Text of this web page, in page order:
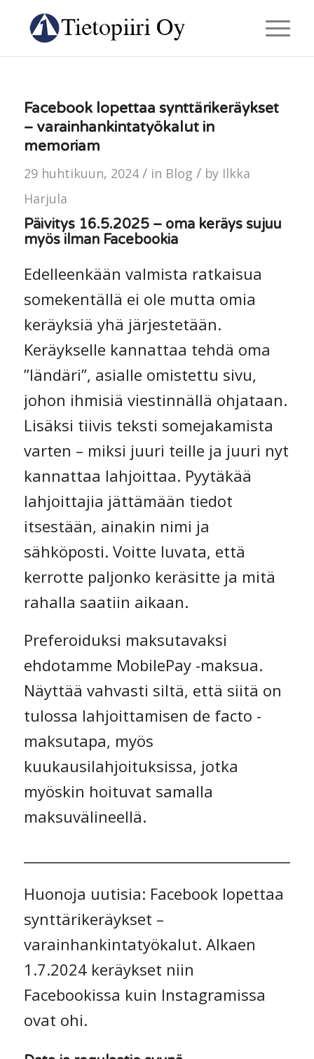
Facebook lopettaa synttärikeräykset
– varainhankintatyökalut in
memoriam
29 huhtikuun, 2024 / in Blog / by Ilkka
Harjula
Päivitys 16.5.2025 – oma keräys sujuu
myös ilman Facebookia
Edelleenkään valmista ratkaisua
somekentällä ei ole mutta omia
keräyksiä yhä järjestetään.
Keräykselle kannattaa tehdä oma
”ländäri”, asialle omistettu sivu,
johon ihmisiä viestinnällä ohjataan.
Lisäksi tiivis teksti somejakamista
varten – miksi juuri teille ja juuri nyt
kannattaa lahjoittaa. Pyytäkää
lahjoittajia jättämään tiedot
itsestään, ainakin nimi ja
sähköposti. Voitte luvata, että
kerrotte paljonko keräsitte ja mitä
rahalla saatiin aikaan.
Preferoiduksi maksutavaksi
ehdotamme MobilePay -maksua.
Näyttää vahvasti siltä, että siitä on
tulossa lahjoittamisen de facto -
maksutapa, myös
kuukausilahjoituksissa, jotka
myöskin hoituvat samalla
maksuvälineellä.
Huonoja uutisia: Facebook lopettaa
synttärikeräykset –
varainhankintatyökalut. Alkaen
1.7.2024 keräykset niin
Facebookissa kuin Instagramissa
ovat ohi.